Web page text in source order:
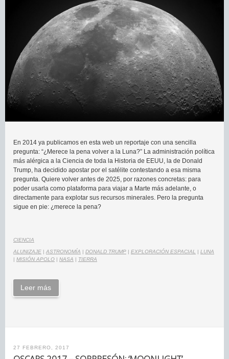
En 2014 ya publicamos en esta web un reportaje con una sencilla
pregunta: “¿Merece la pena volver a la Luna?” La administración política
más alérgica a la Ciencia de toda la Historia de EEUU, la de Donald
Trump, ha decidido apostar por el satélite contestando a esa misma
pregunta. Quiere volver antes de 2025, por razones concretas: para
poder usarla como plataforma para viajar a Marte más adelante, o
directamente para explotar sus recursos minerales. Pero la pregunta
sigue en pie: ¿merece la pena?
CIENCIA
ALUNIZAJE | ASTRONOMÍA | DONALD TRUMP | EXPLORACIÓN ESPACIAL | LUNA
| MISIÓN APOLO | NASA | TIERRA
Leer más
27 FEBRERO, 2017